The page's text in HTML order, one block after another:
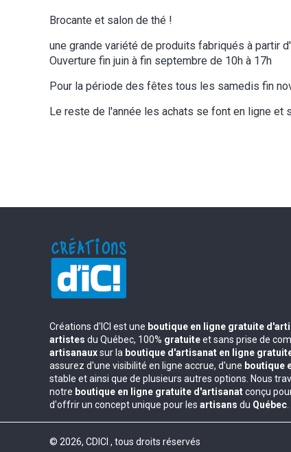
Brocante et salon de thé !
une grande variété de produits fabriqués à partir
Ouverture fin juin à fin septembre de 10h à 17h
Pour la période des fêtes tous les samedis fin
Le reste de l'année les achats se font en ligne et
Créations d'ICI est une boutique en ligne gratuite
artistes du Québec, 100% gratuiteet sans prise de
artisanauxsur la boutique d'artisanat en ligne
assurez d'une visibilité en ligne accrue, d'une boutique
stable et ainsi que de plusieurs autres options. Nous
notre boutique en ligne gratuite d'artisanatconçu
d'offrir un concept unique pour les artisans du Québec
© 2026, CDICI , tous droits réservés